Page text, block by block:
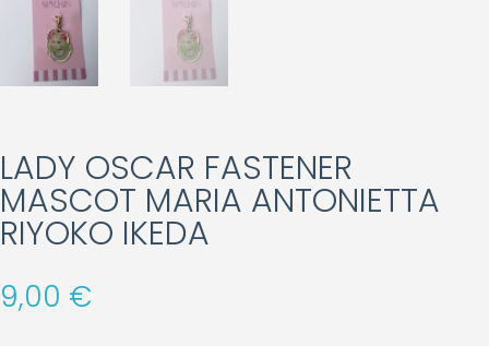
LADY OSCAR FASTENER
MASCOT MARIA ANTONIETTA
RIYOKO IKEDA
9,00 €